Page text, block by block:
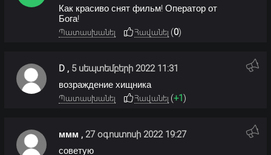
Պատասխանել Հավանել (0)
Как красиво снят фильм! Оператор от
Бога!
D , 5 սեպտեմբերի 2022 11:31
Պատասխանել Հավանել (+1)
возраждение хищника
ммм , 27 օգոստոսի 2022 19:27
советую